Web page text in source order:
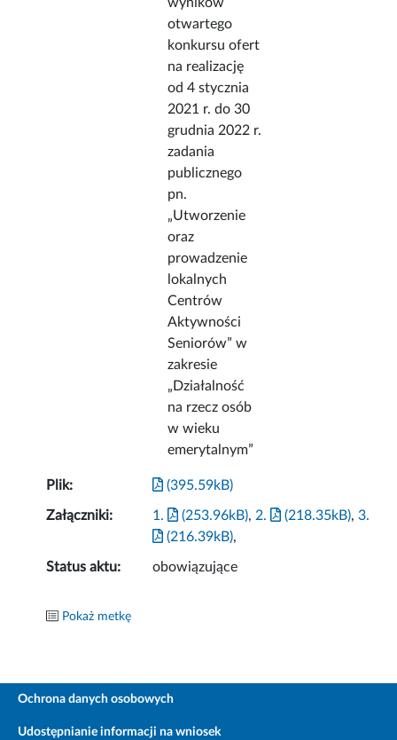
otwartego
konkursu ofert
na realizację
od 4 stycznia
2021 r. do 30
grudnia 2022 r.
zadania
publicznego
pn.
„Utworzenie
oraz
prowadzenie
lokalnych
Centrów
Aktywności
Seniorów” w
zakresie
„Działalność
na rzecz osób
w wieku
emerytalnym”
Plik: (395.59kB)
Załączniki: 1. (253.96kB), 2. (218.35kB),3.
(216.39kB),
Status aktu: obowiązujące
Pokaż metkę
Ochrona danych osobowych
Udostępnianie informacji na wniosek